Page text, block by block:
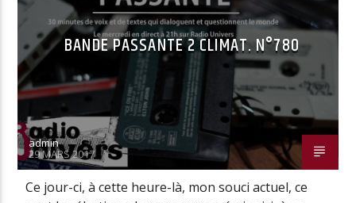
Radio Univers
PODCASTS ET CONFÉRENCES
BANDE PASSANTE 2 CLIMAT. N°780
admin
29 MARS 2017
Ce jour-ci, à cette heure-là, mon souci actuel, ce